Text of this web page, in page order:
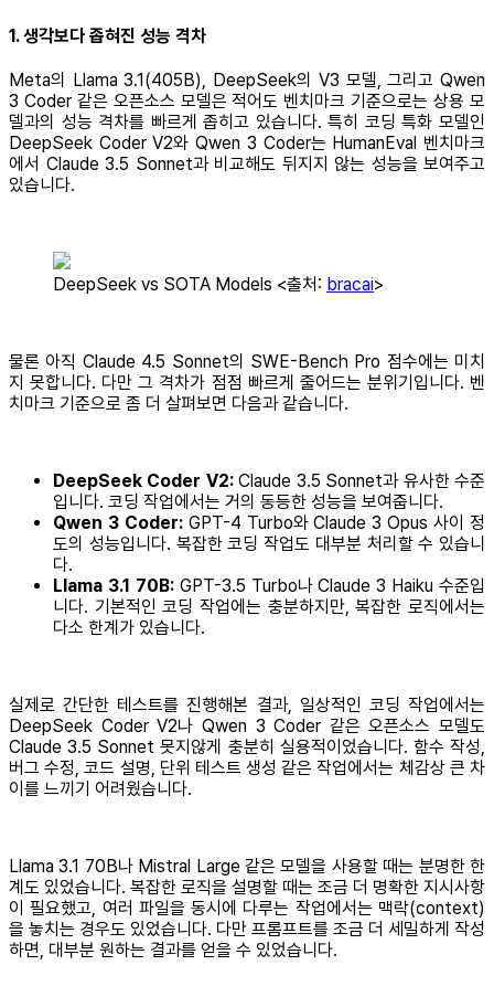
1. 생각보다 좁혀진 성능 격차
Meta의 Llama 3.1(405B), DeepSeek의 V3 모델, 그리고 Qwen
3 Coder 같은 오픈소스 모델은 적어도 벤치마크 기준으로는 상용 모
델과의 성능 격차를 빠르게 좁히고 있습니다. 특히 코딩 특화 모델인
DeepSeek Coder V2와 Qwen 3 Coder는 HumanEval 벤치마크
에서 Claude 3.5 Sonnet과 비교해도 뒤지지 않는 성능을 보여주고
있습니다.
DeepSeek vs SOTA Models <출처: bracai>
물론 아직 Claude 4.5 Sonnet의 SWE-Bench Pro 점수에는 미치
지 못합니다. 다만 그 격차가 점점 빠르게 줄어드는 분위기입니다. 벤
치마크 기준으로 좀 더 살펴보면 다음과 같습니다.
DeepSeek Coder V2:Claude 3.5 Sonnet과 유사한 수준
입니다. 코딩 작업에서는 거의 동등한 성능을 보여줍니다.
Qwen 3 Coder:GPT-4 Turbo와 Claude 3 Opus 사이 정
도의 성능입니다. 복잡한 코딩 작업도 대부분 처리할 수 있습니
다.
Llama 3.1 70B:GPT-3.5 Turbo나 Claude 3 Haiku 수준입
니다. 기본적인 코딩 작업에는 충분하지만, 복잡한 로직에서는
다소 한계가 있습니다.
실제로 간단한 테스트를 진행해본 결과, 일상적인 코딩 작업에서는
DeepSeek Coder V2나 Qwen 3 Coder 같은 오픈소스 모델도
Claude 3.5 Sonnet 못지않게 충분히 실용적이었습니다. 함수 작성,
버그 수정, 코드 설명, 단위 테스트 생성 같은 작업에서는 체감상 큰 차
이를 느끼기 어려웠습니다.
Llama 3.1 70B나 Mistral Large 같은 모델을 사용할 때는 분명한 한
계도 있었습니다. 복잡한 로직을 설명할 때는 조금 더 명확한 지시사항
이 필요했고, 여러 파일을 동시에 다루는 작업에서는 맥락(context)
을 놓치는 경우도 있었습니다. 다만 프롬프트를 조금 더 세밀하게 작성
하면, 대부분 원하는 결과를 얻을 수 있었습니다.